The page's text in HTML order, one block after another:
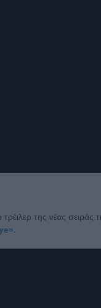
της νέας σειράς